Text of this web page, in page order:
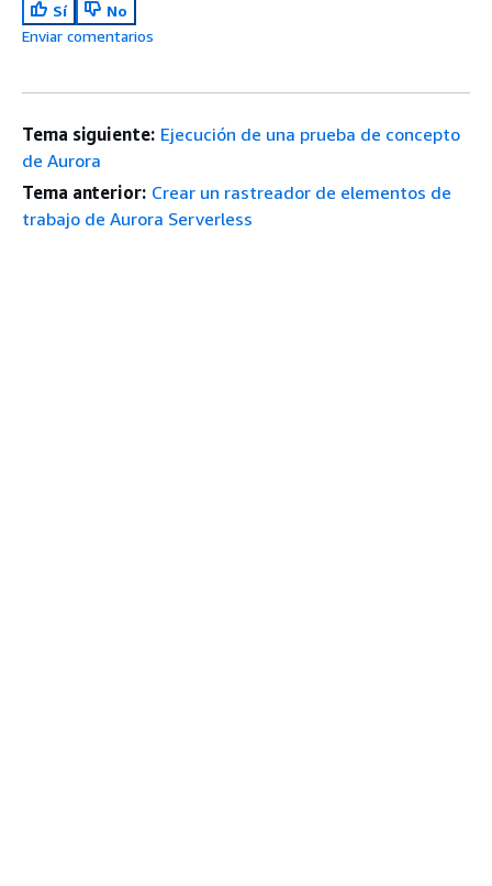
Sí
No
Enviar comentarios
Tema siguiente: Ejecución de una prueba de concepto
de Aurora
Tema anterior: Crear un rastreador de elementos de
trabajo de Aurora Serverless